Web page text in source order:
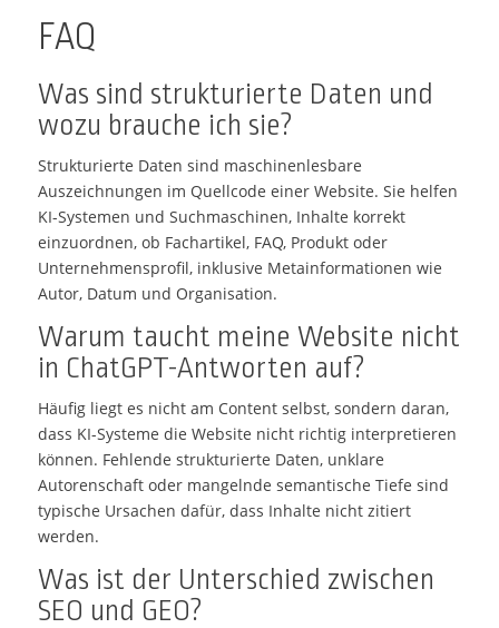
FAQ
Was sind strukturierte Daten und
wozu brauche ich sie?
Strukturierte Daten sind maschinenlesbare
Auszeichnungen im Quellcode einer Website. Sie helfen
KI-Systemen und Suchmaschinen, Inhalte korrekt
einzuordnen, ob Fachartikel, FAQ, Produkt oder
Unternehmensprofil, inklusive Metainformationen wie
Autor, Datum und Organisation.
Warum taucht meine Website nicht
in ChatGPT-Antworten auf?
Häufig liegt es nicht am Content selbst, sondern daran,
dass KI-Systeme die Website nicht richtig interpretieren
können. Fehlende strukturierte Daten, unklare
Autorenschaft oder mangelnde semantische Tiefe sind
typische Ursachen dafür, dass Inhalte nicht zitiert
werden.
Was ist der Unterschied zwischen
SEO und GEO?